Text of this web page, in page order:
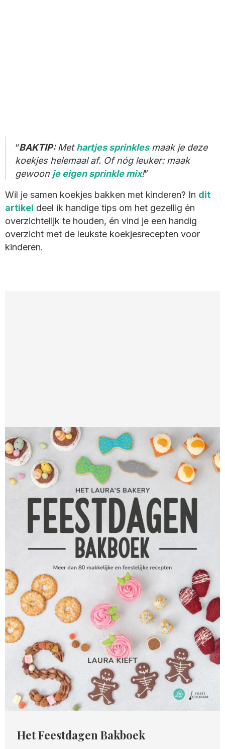
BAKTIP:Methartjes sprinklesmaak je deze
koekjes helemaal af. Of nóg leuker: maak
gewoon je eigen sprinkle mix!
Wil je samen koekjes bakken met kinderen? In dit
artikel deel ik handige tips om het gezellig én
overzichtelijk te houden, én vind je een handig
overzicht met de leukste koekjesrecepten voor
kinderen.
Het Feestdagen Bakboek